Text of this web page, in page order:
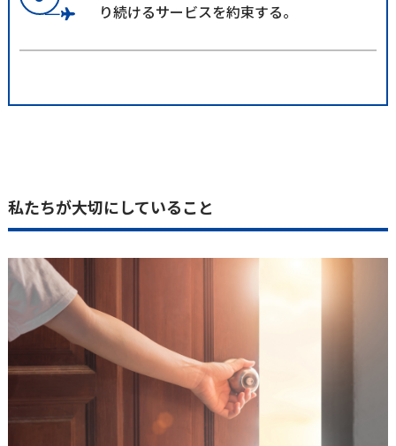
り続けるサービスを約束する。
私たちが大切にしていること